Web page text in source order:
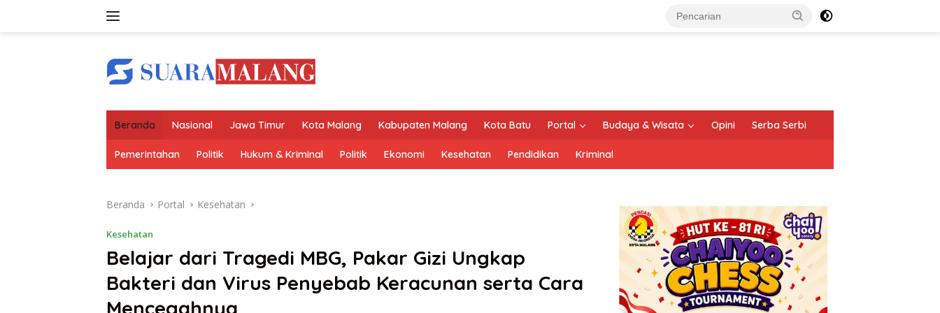
Beranda Nasional Jawa Timur Kota Malang Kabupaten Malang Kota Batu Portal Budaya & Wisata Opini Serba Serbi
Pemerintahan Politik Hukum & Kriminal Politik Ekonomi Kesehatan Pendidikan Kriminal
Beranda Portal Kesehatan
Kesehatan
Belajar dari Tragedi MBG, Pakar Gizi Ungkap
Bakteri dan Virus Penyebab Keracunan serta Cara
Mencegahnya